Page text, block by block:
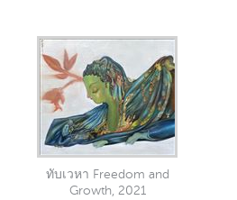
ทับเวหา Freedom and
Growth, 2021